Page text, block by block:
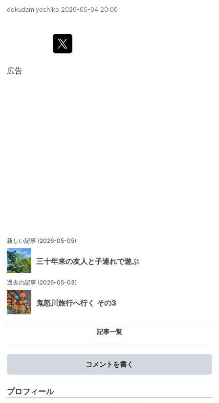
dokudamiyoshiko 2026-05-04 20:00
広告
新しい記事 (2026-05-05)
三十年来の友人と子連れで遊ぶ
過去の記事 (2026-05-03)
鬼怒川旅行へ行く その3
記事一覧
コメントを書く
プロフィール